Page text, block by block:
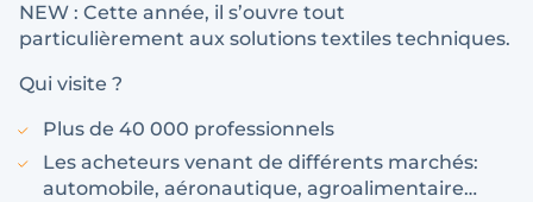
NEW : Cette année, il s’ouvre tout
particulièrement aux solutions textiles techniques.
Qui visite ?
Plus de 40 000 professionnels
Les acheteurs venant de différents marchés:
automobile, aéronautique, agroalimentaire…